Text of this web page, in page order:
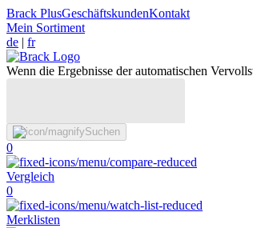
Brack PlusGeschäftskundenKontakt
Mein Sortiment
de | fr
Wenn die Ergebnisse der automatischen
Suchen
0
Vergleich
0
Merklisten